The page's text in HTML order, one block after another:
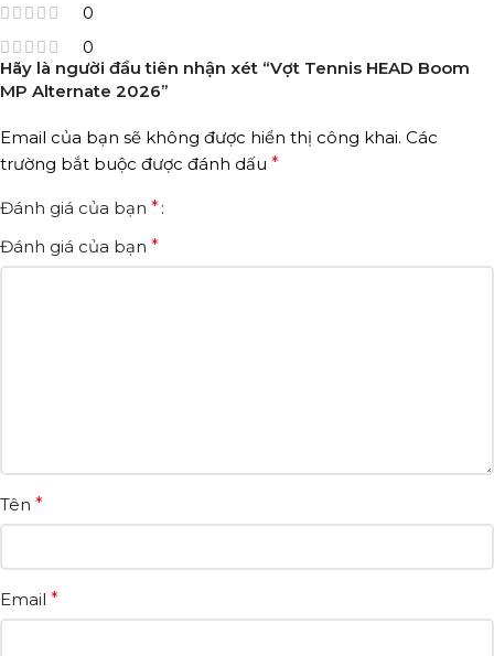
0
0
Hãy là người đầu tiên nhận xét “Vợt Tennis HEAD Boom
MP Alternate 2026”
Email của bạn sẽ không được hiển thị công khai. Các
trường bắt buộc được đánh dấu *
Đánh giá của bạn *
Đánh giá của bạn *
Tên *
Email *